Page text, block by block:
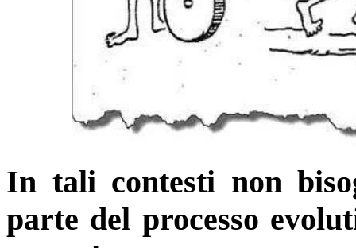
In tali contesti non
parte del processo